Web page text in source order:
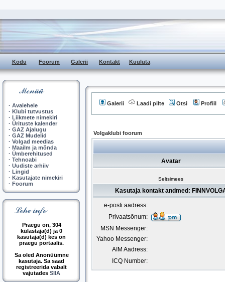
Kodu Foorum Galerii Kontakt Kuuluta
· Avalehele
· Klubi tutvustus
· Liikmete nimekiri
· Ürituste kalender
· GAZ Ajalugu
· GAZ Mudelid
· Volgad meedias
· Maailm ja mõnda
· Ümberehitused
· Tehnoabi
· Uudiste arhiiv
· Lingid
· Kasutajate nimekiri
· Foorum
Praegu on, 304
külastaja(d) ja 0
kasutaja(d) kes on
praegu portaalis.
Sa oled Anonüümne
kasutaja. Sa saad
registreerida vabalt
vajutades SIIA
Galerii Laadi pilte Otsi Profiil
Volgaklubi foorum
Avatar
Seltsimees
Kasutaja kontakt andmed:
e-posti aadress:
Privaatsõnum:
MSN Messenger:
Yahoo Messenger:
AIM Aadress:
ICQ Number: